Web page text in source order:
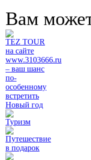
Вам
TEZ TOUR
на сайте
www.3103666.ru
– ваш шанс
по-
особенному
встретить
Новый год
Туризм
Путешествие
в подарок